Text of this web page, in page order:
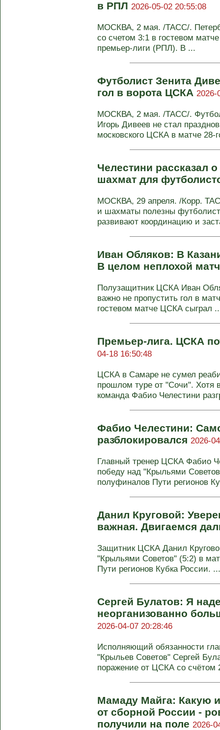
в РПЛ 2026-05-02 20:55:08
МОСКВА, 2 мая. /ТАСС/.
со счетом 3:1 в гостевом
премьер-лиги (РПЛ). В ...
Футболист Зенита
гол в ворота ЦСКА 2026-
МОСКВА, 2 мая. /ТАСС/.
Игорь Дивеев не стал
московского ЦСКА в матче 28-
Челестини рассказал
шахмат для
МОСКВА, 29 апреля. /Корр.
и шахматы полезны
развивают координацию и
Иван Обляков: В
В целом неплохой
Полузащитник ЦСКА Иван
важно не пропустить гол в
гостевом матче ЦСКА сыграл
Премьер-лига. ЦСКА
04-18 16:50:48
ЦСКА в Самаре не сумел
прошлом туре от "Сочи". Хотя
команда Фабио Челестини
Фабио Челестини:
разблокировался 2026-
Главный тренер ЦСКА Фабио
победу над "Крыльями
полуфиналов Пути регионов
Данил Круговой:
важная. Двигаемся
Защитник ЦСКА Данил
"Крыльями Советов" (5:2) в
Пути регионов Кубка России. ...
Сергей Булатов: Я
неорганизованно
2026-04-07 20:28:46
Исполняющий обязанности
"Крыльев Советов" Сергей
поражение от ЦСКА со счётом
Мамаду Майга: Какую
от сборной России -
получили на поле 2026-